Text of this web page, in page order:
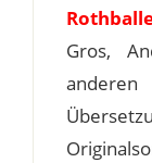
Gros,